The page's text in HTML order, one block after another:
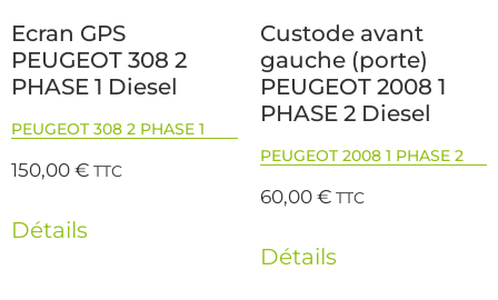
Ecran GPS
PEUGEOT 308 2
PHASE 1 Diesel
PEUGEOT 308 2 PHASE 1
150,00€ TTC
Détails
Custode avant
gauche (porte)
PEUGEOT 2008 1
PHASE 2 Diesel
PEUGEOT 2008 1 PHASE 2
60,00€ TTC
Détails